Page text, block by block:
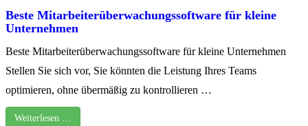
Beste Mitarbeiterüberwachungssoftware für kleine
Unternehmen
Beste Mitarbeiterüberwachungssoftware für kleine Unternehmen
Stellen Sie sich vor, Sie könnten die Leistung Ihres Teams
optimieren, ohne übermäßig zu kontrollieren …
Weiterlesen …